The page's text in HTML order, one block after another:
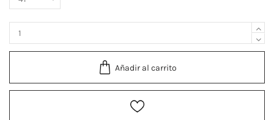
Añadir al carrito